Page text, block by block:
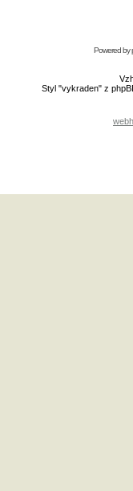
Powered by
Styl "vykraden" z